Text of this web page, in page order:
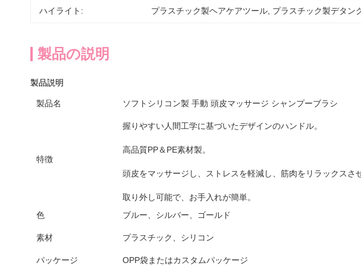
ハイライト: プラスチック製ヘアケアツール プラスチック製デタン
製品の説明
製品説明
製品名 ソフトシリコン製 手動 頭皮マッサージ シャンプーブラシ
特徴
握りやすい人間工学に基づいたデザインのハンドル。
高品質PP＆PE素材製。
頭皮をマッサージし、ストレスを軽減し、筋肉をリラックスさ
取り外し可能で、お手入れが簡単。
色
ブルー、シルバー、ゴールド
素材 プラスチック、シリコン
パッケージ OPP袋またはカスタムパッケージ